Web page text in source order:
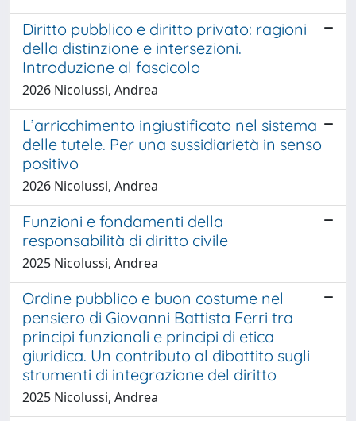
Diritto pubblico e diritto privato: ragioni
della distinzione e intersezioni.
Introduzione al fascicolo
2026 Nicolussi, Andrea
L’arricchimento ingiustificato nel sistema
delle tutele. Per una sussidiarietà in senso
positivo
2026 Nicolussi, Andrea
Funzioni e fondamenti della
responsabilità di diritto civile
2025 Nicolussi, Andrea
Ordine pubblico e buon costume nel
pensiero di Giovanni Battista Ferri tra
principi funzionali e principi di etica
giuridica. Un contributo al dibattito sugli
strumenti di integrazione del diritto
2025 Nicolussi, Andrea